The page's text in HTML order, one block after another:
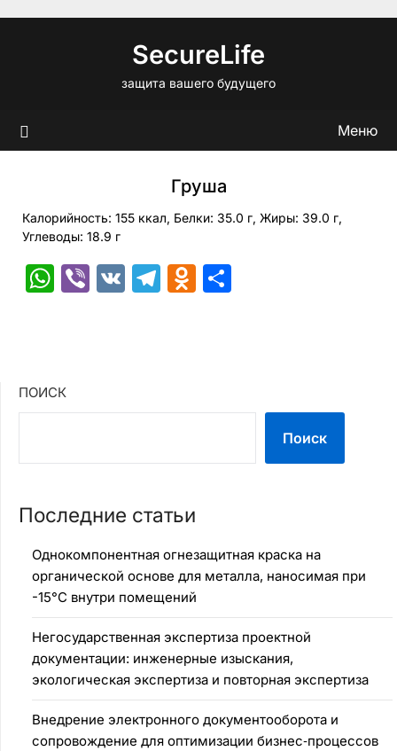
SecureLife
защита вашего будущего
Меню
Груша
Калорийность: 155 ккал, Белки: 35.0 г, Жиры: 39.0 г,
Углеводы: 18.9 г
WhatsApp
Viber
VK Telegram
Odnoklassniki
ПОИСК
Поиск
Последние статьи
Однокомпонентная огнезащитная краска на
органической основе для металла, наносимая при
-15°C внутри помещений
Негосударственная экспертиза проектной
документации: инженерные изыскания,
экологическая экспертиза и повторная экспертиза
Внедрение электронного документооборота и
сопровождение для оптимизации бизнес‑процессов